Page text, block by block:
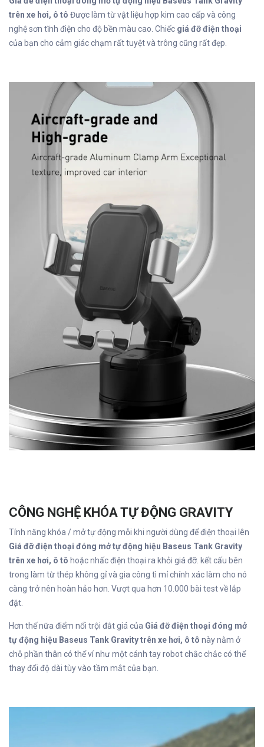
trên xe hơi, ô tô Được làm từ vật liệu hợp kim cao cấp và công
nghệ sơn tĩnh điện cho độ bền màu cao. Chiếc giá đỡ điện thoại
của bạn cho cảm giác chạm rất tuyệt và trông cũng rất đẹp.
CÔNG NGHỆ KHÓA TỰ ĐỘNG GRAVITY
Tính năng khóa / mở tự động mỗi khi người dùng để điện thoại lên
Giá đỡ điện thoại đóng mở tự động hiệu Baseus Tank Gravity
trên xe hơi, ô tô hoặc nhấc điện thoại ra khỏi giá đỡ. kết cấu bên
trong làm từ thép không gỉ và gia công tì mỉ chính xác làm cho nó
càng trở nên hoàn hảo hơn. Vượt qua hơn 10.000 bài test về lắp
đặt.
Hơn thế nữa điểm nổi trội đắt giá của Giá đỡ điện thoại đóng mở
tự động hiệu Baseus Tank Gravity trên xe hơi, ô tô này nằm ở
chỗ phần thân có thể ví như một cánh tay robot chắc chắc có thể
thay đổi độ dài tùy vào tầm mắt của bạn.